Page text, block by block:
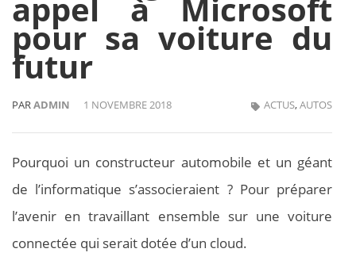
appel à Microsoft
pour sa voiture du
futur
PARADMIN 1 NOVEMBRE 2018 ACTUS,AUTOS
Pourquoi un constructeur automobile et un géant
de l’informatique s’associeraient ? Pour préparer
l’avenir en travaillant ensemble sur une voiture
connectée qui serait dotée d’un cloud.